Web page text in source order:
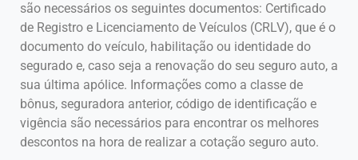
são necessários os seguintes documentos: Certificado
de Registro e Licenciamento de Veículos (CRLV), que é o
documento do veículo, habilitação ou identidade do
segurado e, caso seja a renovação do seu seguro auto, a
sua última apólice. Informações como a classe de
bônus, seguradora anterior, código de identificação e
vigência são necessários para encontrar os melhores
descontos na hora de realizar a cotação seguro auto.